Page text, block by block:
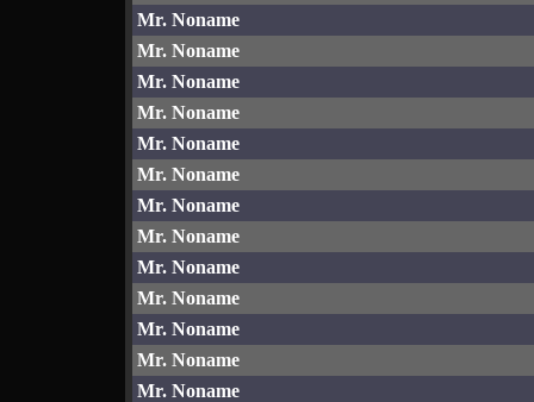
Mr. Noname
Mr. Noname
Mr. Noname
Mr. Noname
Mr. Noname
Mr. Noname
Mr. Noname
Mr. Noname
Mr. Noname
Mr. Noname
Mr. Noname
Mr. Noname
Mr. Noname